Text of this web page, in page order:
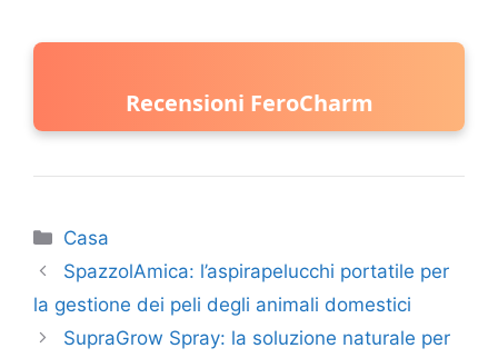
Recensioni FeroCharm
Categorie
Casa
SpazzolAmica: l’aspirapelucchi portatile per
la gestione dei peli degli animali domestici
SupraGrow Spray: la soluzione naturale per